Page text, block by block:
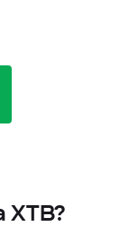
XTB?